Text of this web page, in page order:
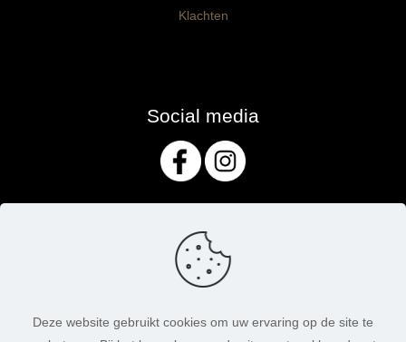
Klachten
Social media
Deze website gebruikt cookies om uw ervaring op de site te